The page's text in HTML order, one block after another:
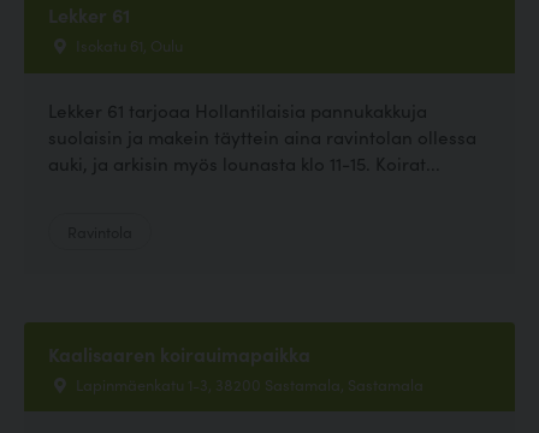
Lekker 61
Isokatu 61, Oulu
Lekker 61 tarjoaa Hollantilaisia pannukakkuja
suolaisin ja makein täyttein aina ravintolan ollessa
auki, ja arkisin myös lounasta klo 11-15. Koirat...
Kaalisaaren koirauimapaikka
Lapinmäenkatu 1-3, 38200 Sastamala, Sastamala